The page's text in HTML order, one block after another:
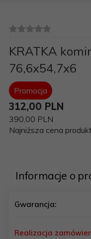
KRATKA
76,6x54,7x6
Promocja
312,00 PLN
390,00 PLN
Najniższa cena
Informacje o
Gwarancja:
Realizacja